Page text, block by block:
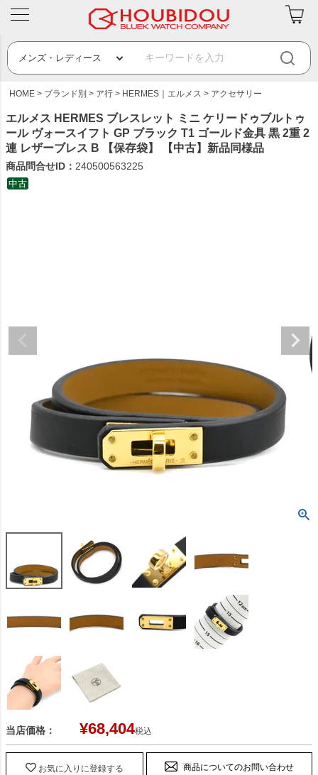
HOME ブランド別 ア行 HERMES｜エルメス アクセサリー
エルメス HERMES ブレスレット ミニ ケリードゥブルトゥ
ール ヴォースイフト GP ブラック T1 ゴールド金具 黒 2重 2
連 レザーブレス B 【保存袋】 【中古】新品同様品
商品問合せID： 240500563225
中古
当店価格： ¥68,404税込
お気に入りに登録する 商品についてのお問い合わせ